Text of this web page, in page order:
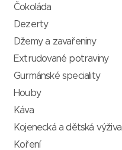
Čokoláda
Dezerty
Džemy a zavařeniny
Extrudované potraviny
Gurmánské speciality
Houby
Káva
Kojenecká a dětská výživa
Koření